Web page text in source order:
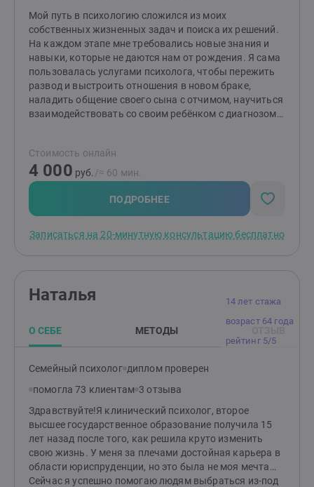
жизненных ситуаций. -Конфиденциальность и
безопасность: гарантирую полную
конфиденциальность и комфортную, безопасную
обстановку для обсуждения ваших проблем.
Мой путь в психологию сложился из моих
собственных жизненных задач и поиска их решений.
На каждом этапе мне требовались новые знания и
навыки, которые не даются нам от рождения. Я сама
пользовалась услугами психолога, чтобы пережить
развод и выстроить отношения в новом браке,
наладить общение своего сына с отчимом, научиться
взаимодействовать со своим ребёнком с диагнозом
трудности подросткового бунта старшего сына,
сохранить способность заботиться о себе,
чувствовать себя любимой дочерью, мамой и женой
и радоваться простому факту того, что я живу! Я
многому научилась в процессе этой работы, но
свою жизнь через изменение себя!Мой путь к
человеческого счастья лежат в детстве человека и
в помощи людям осознанно управлять своей
жизнью! В результате работы со мной вы поймёте,
изменять её, узнаете больше о себе и своих истинных
удовлетворять, перестанете прятаться от негативных
чувств и эмоций и возьмёте их под свой контроль,
получите действенные инструменты для
стабилизации своего эмоционального состояния в
зоне +, почувствуете Радость от простого факта
бытия, научитесь беспрепятственно дарить и
получать любовь.
Стоимость онлайн
4 000 руб. /≈ 60 мин.
ПОДРОБНЕЕ
Записаться на 20-минутную консультацию бесплатно
14 лет стажа
возраст 64 года
рейтинг 5/5
Наталья
О СЕБЕ МЕТОДЫ
Семейный психолог диплом проверен
помогла 73 клиентам 3 отзыва
Здравствуйте!Я клинический психолог, второе
высшее государственное образование получила 15
лет назад после того, как решила круто изменить
свою жизнь. У меня за плечами достойная карьера в
области юриспруденции, но это была не моя мечта…
Сейчас я успешно помогаю людям выбраться из-под